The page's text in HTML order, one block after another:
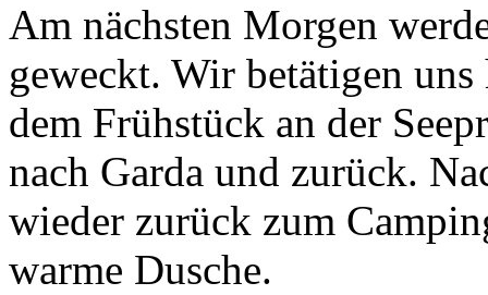
Am nächsten Morgen
geweckt. Wir betätigen
dem Frühstück an der
nach Garda und zurück.
wieder zurück zum
warme Dusche.